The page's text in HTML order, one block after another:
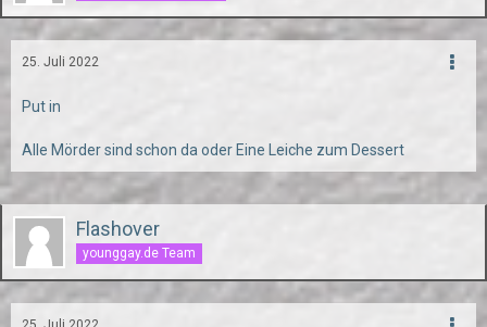
25. Juli 2022
Put in
Alle Mörder sind schon da oder Eine Leiche zum Dessert
Flashover
younggay.de Team